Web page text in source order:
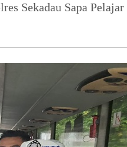
Sekadau Sapa Pelajar